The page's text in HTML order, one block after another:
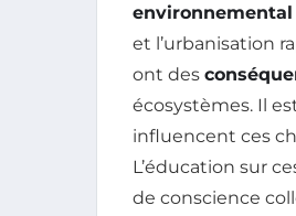
environnemental
et l’urbanisation
ont des
écosystèmes. Il
influencent ces
L’éducation sur
de conscience